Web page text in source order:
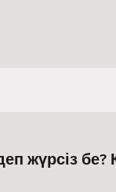
жүрсіз бе?